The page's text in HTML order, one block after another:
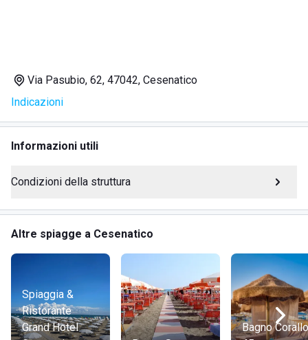
Campo da basket
Campo da beach volley
Campo da racchettoni
bambini
Angolo nursery con prodotti sanitari gratuiti
Attività di bookcrossing
Proiezioni di cinema serale gratuite
Serate sportive con i canali Sky
DOVE SI TROVA ADRIATICO 62
Il Bagno Adriatico 62 si trova inVia Pasubio, 62a
Via Pasubio, 62, 47042, Cesenatico
Indicazioni
Informazioni utili
Condizioni della struttura
Altre spiagge a Cesenatico
Spiaggia &
Ristorante
Grand Hotel
Bagno Corallo